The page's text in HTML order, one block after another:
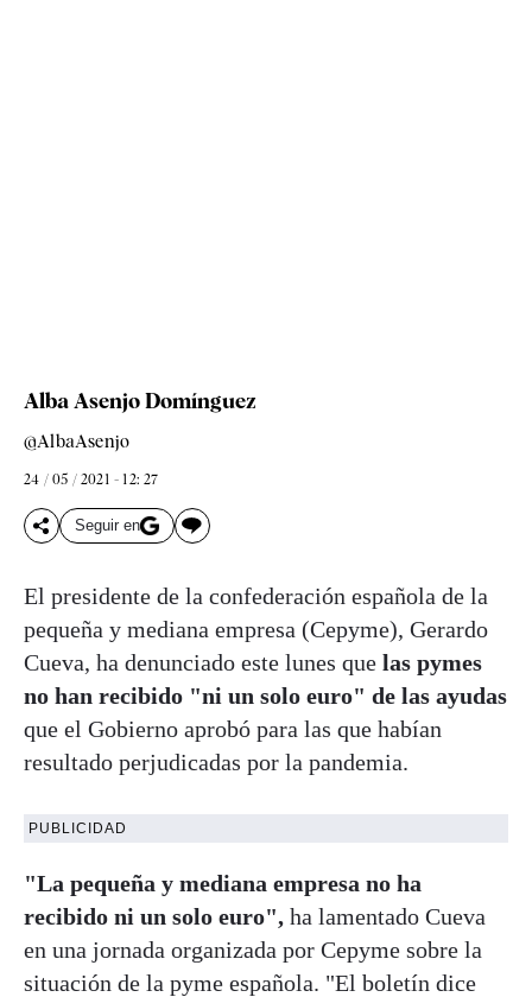
Alba Asenjo Domínguez
@AlbaAsenjo
24 / 05 / 2021 - 12: 27
Seguir en
El presidente de la confederación española de la
pequeña y mediana empresa (Cepyme), Gerardo
Cueva, ha denunciado este lunes que las pymes
no han recibido "ni un solo euro" de las ayudas
que el Gobierno aprobó para las que habían
resultado perjudicadas por la pandemia.
PUBLICIDAD
"La pequeña y mediana empresa no ha
recibido ni un solo euro", ha lamentado Cueva
en una jornada organizada por Cepyme sobre la
situación de la pyme española. "El boletín dice